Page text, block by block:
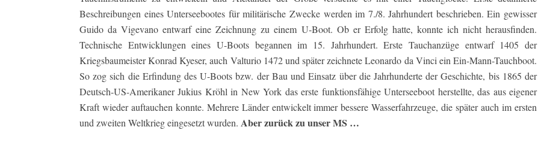
Beschreibungen eines Unterseebootes für militärische Zwecke werden im 7./8. Jahrhundert beschrieben. Ein gewisser
Guido da Vigevano entwarf eine Zeichnung zu einem U-Boot. Ob er Erfolg hatte, konnte ich nicht herausfinden.
Technische Entwicklungen eines U-Boots begannen im 15. Jahrhundert. Erste Tauchanzüge entwarf 1405 der
Kriegsbaumeister Konrad Kyeser, auch Valturio 1472 und später zeichnete Leonardo da Vinci ein Ein-Mann-Tauchboot.
So zog sich die Erfindung des U-Boots bzw. der Bau und Einsatz über die Jahrhunderte der Geschichte, bis 1865 der
Deutsch-US-Amerikaner Jukius Kröhl in New York das erste funktionsfähige Unterseeboot herstellte, das aus eigener
Kraft wieder auftauchen konnte. Mehrere Länder entwickelt immer bessere Wasserfahrzeuge, die später auch im ersten
und zweiten Weltkrieg eingesetzt wurden. Aber zurück zu unser MS …